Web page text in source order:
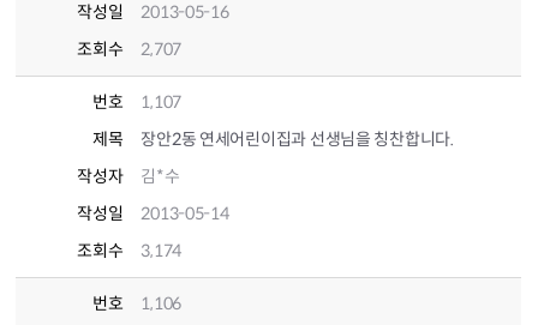
작성일
2013-05-16
조회수
2,707
번호
1,107
제목
장안2동 연세어린이집과 선생님을 칭찬합니다.
작성자
김*수
작성일
2013-05-14
조회수
3,174
번호
1,106